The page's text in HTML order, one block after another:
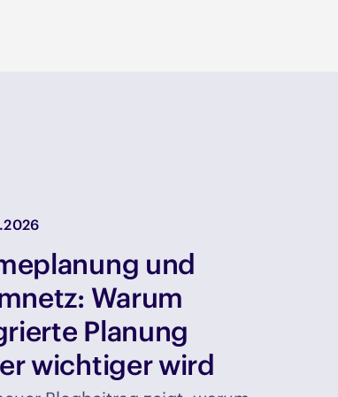
und
Warum
Planung
wichtiger wird